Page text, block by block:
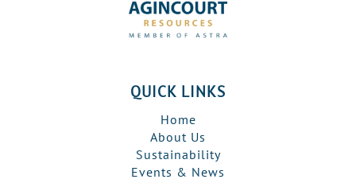
QUICK LINKS
Home
About Us
Sustainability
Events & News